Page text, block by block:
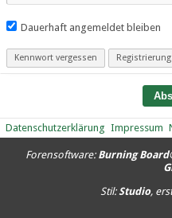
Dauerhaft angemeldet bleiben
Kennwort vergessen
Datenschutzerklärung Impressum
Forensoftware: Burning
Stil:Studio,